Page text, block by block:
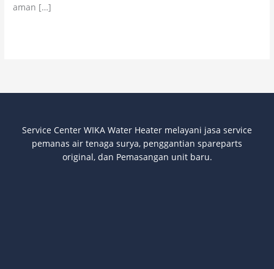
aman […]
Service Center WIKA Water Heater melayani jasa service
pemanas air tenaga surya, penggantian spareparts
original, dan Pemasangan unit baru.